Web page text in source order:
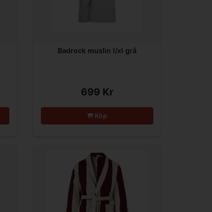
Badrock muslin l/xl grå
699 Kr
Köp